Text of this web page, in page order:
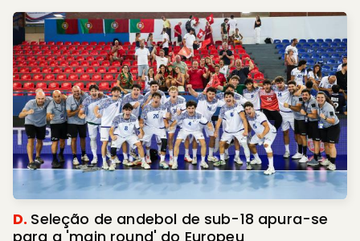
D. Seleção de andebol de sub-18 apura-se
para a 'main round' do Europeu